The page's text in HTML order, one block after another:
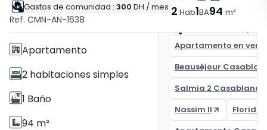
Gastos de comunidad : 300 DH / mes
Ref. CMN-AN-1638
2 Hab1BA94 m²
Características
Con Ascensor
Apartamento
2 habitaciones simples
1 Baño
94 m²
Apartamento en
Beauséjour
Salmia 2 Casablanca
Nassim II
Florida